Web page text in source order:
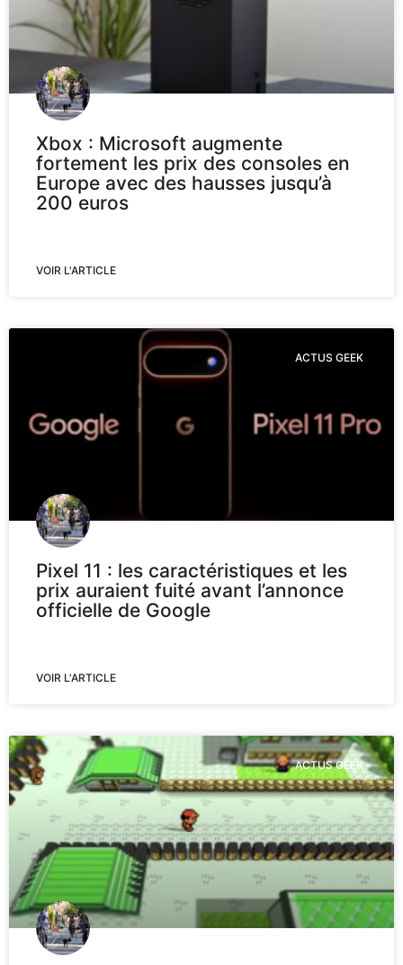
Xbox : Microsoft augmente
fortement les prix des consoles en
Europe avec des hausses jusqu’à
200 euros
VOIR L'ARTICLE
ACTUS GEEK
Pixel 11 : les caractéristiques et les
prix auraient fuité avant l’annonce
officielle de Google
VOIR L'ARTICLE
ACTUS GEEK